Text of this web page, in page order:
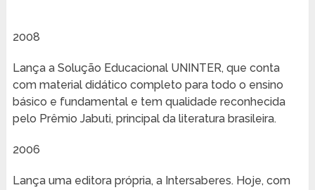
2008
Lança a Solução Educacional UNINTER, que conta
com material didático completo para todo o ensino
básico e fundamental e tem qualidade reconhecida
pelo Prêmio Jabuti, principal da literatura brasileira.
2006
Lança uma editora própria, a Intersaberes. Hoje, com